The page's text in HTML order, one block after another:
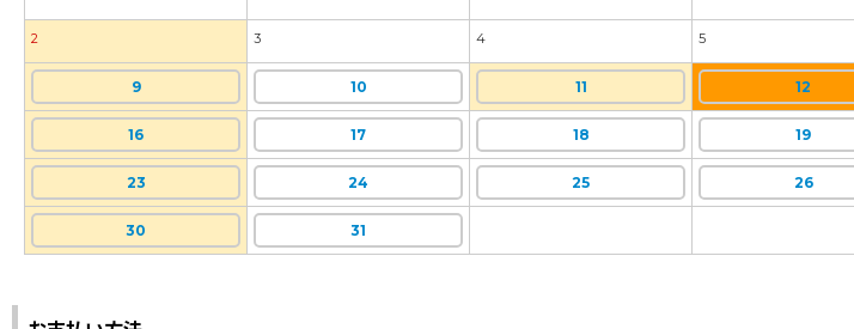
2 3 4 5
9 10 11 12
16 17 18 19
23 24 25 26
30 31